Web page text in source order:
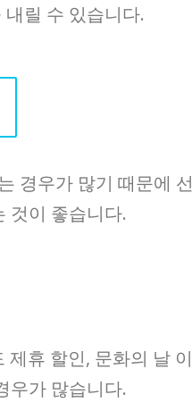
릴 수 있습니다.
경우가 많기 때문에 선
것이 좋습니다.
제휴 할인, 문화의 날 이
우가 많습니다.